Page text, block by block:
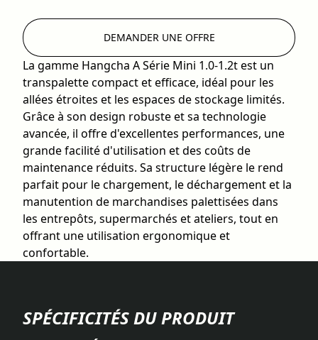
La gamme Hangcha A Série Mini 1.0-1.2t est un
transpalette compact et efficace, idéal pour les
allées étroites et les espaces de stockage limités.
Grâce à son design robuste et sa technologie
avancée, il offre d'excellentes performances, une
grande facilité d'utilisation et des coûts de
maintenance réduits. Sa structure légère le rend
parfait pour le chargement, le déchargement et la
manutention de marchandises palettisées dans
les entrepôts, supermarchés et ateliers, tout en
offrant une utilisation ergonomique et
confortable.
DEMANDER UNE OFFRE
SPÉCIFICITÉS DU PRODUIT